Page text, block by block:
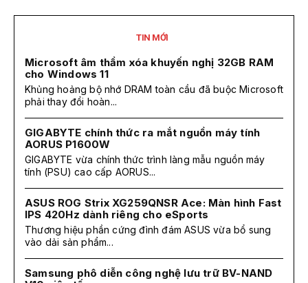
TIN MỚI
Microsoft âm thầm xóa khuyến nghị 32GB RAM
cho Windows 11
Khủng hoảng bộ nhớ DRAM toàn cầu đã buộc Microsoft
phải thay đổi hoàn...
GIGABYTE chính thức ra mắt nguồn máy tính
AORUS P1600W
GIGABYTE vừa chính thức trình làng mẫu nguồn máy
tính (PSU) cao cấp AORUS...
ASUS ROG Strix XG259QNSR Ace: Màn hình Fast
IPS 420Hz dành riêng cho eSports
Thương hiệu phần cứng đình đám ASUS vừa bổ sung
vào dải sản phẩm...
Samsung phô diễn công nghệ lưu trữ BV-NAND